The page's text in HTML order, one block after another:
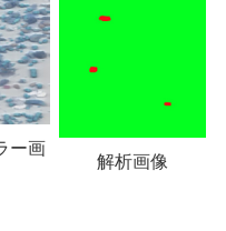
ー画
解析画像